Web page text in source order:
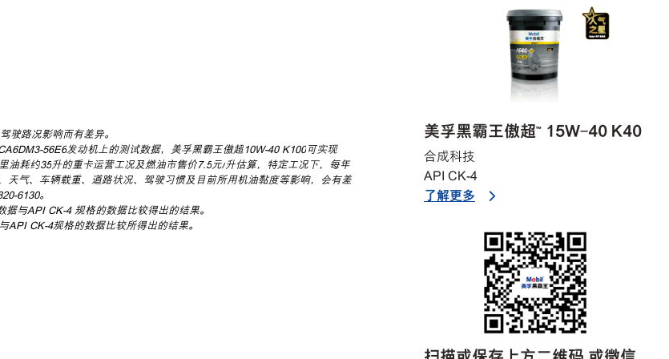
驶路况影响而有差异。
56E6发动机上的测试数据，美孚黑霸王傲超 10W-40 K100 可实现
油耗约35升的重卡运营工况及燃油市售价7.5元/升估算，特定工况下，每年
天气、车辆载重、道路状况、驾驶习惯及目前所用机油黏度等影响，会有差
6130。
与API CK-4 规格的数据比较得出的结果。
API CK-4规格的数据比较所得出的结果。
美孚黑霸王傲超™ 15W-40 K40
合成科技
API CK-4
了解更多